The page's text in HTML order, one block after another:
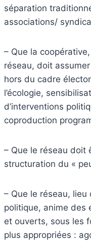
séparation
associations/
– Que la
réseau, doit
hors du cadre
l’écologie,
d’interventions
coproduction
– Que le réseau doit
structuration du «
– Que le réseau, lieu
politique, anime des
et ouverts, sous les
plus appropriées :